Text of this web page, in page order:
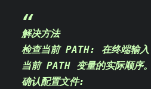
解决方法
检查当前 PATH: 在终端输
当前 PATH 变量的实际顺序。
确认配置文件: